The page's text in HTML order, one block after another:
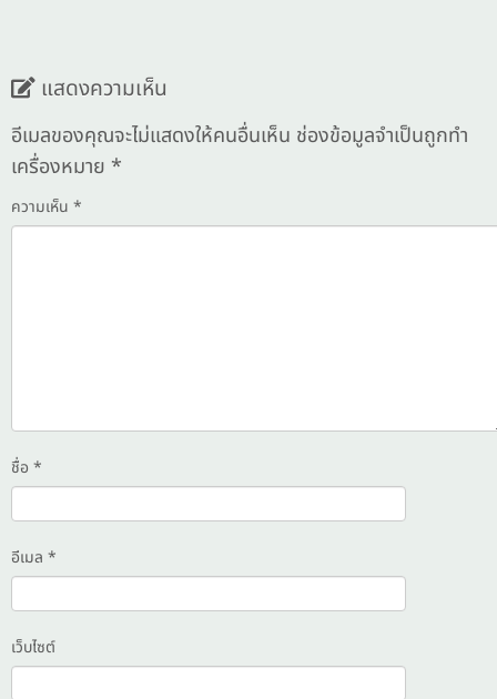
แสดงความเห็น
อีเมลของคุณจะไม่แสดงให้คนอื่นเห็น ช่องข้อมูลจำเป็นถูกทำ
เครื่องหมาย *
ความเห็น *
ชื่อ *
อีเมล *
เว็บไซต์